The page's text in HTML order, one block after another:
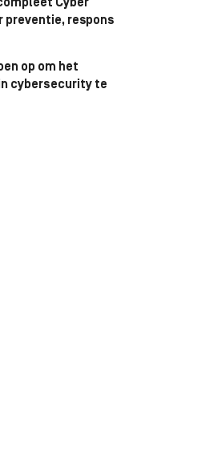
Cyber
preventie, respons
op om het
cybersecurity te